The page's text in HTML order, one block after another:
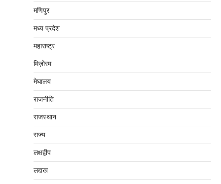
मणिपुर
मध्‍य प्रदेश
महाराष्‍ट्र
मिज़ोरम
मेघालय
राजनीति
राजस्थान
राज्य
लक्षद्वीप
लद्दाख